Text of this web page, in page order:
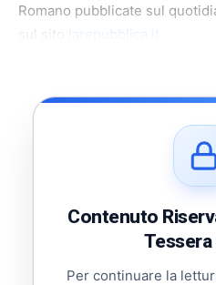
Romano pubblicate sul
sul sito larepubblica.it
Contenuto
Tessera
Per continuare la